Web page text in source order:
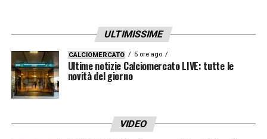
ULTIMISSIME
CALCIOMERCATO 5 ore ago
Ultime notizie Calciomercato LIVE: tutte le
novità del giorno
VIDEO